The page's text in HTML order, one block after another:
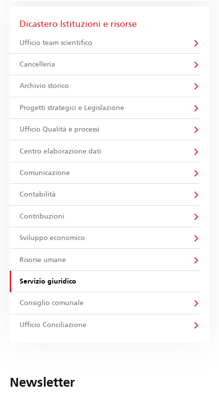
Dicastero Istituzioni e risorse
Ufficio team scientifico
Cancelleria
Archivio storico
Progetti strategici e Legislazione
Ufficio Qualità e processi
Centro elaborazione dati
Comunicazione
Contabilità
Contribuzioni
Sviluppo economico
Risorse umane
Servizio giuridico
Consiglio comunale
Ufficio Conciliazione
Newsletter